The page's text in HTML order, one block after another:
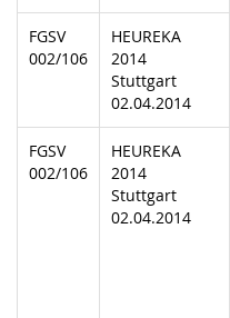
FGSV
002/106
HEUREKA
2014
Stuttgart
02.04.2014
FGSV
002/106
HEUREKA
2014
Stuttgart
02.04.2014